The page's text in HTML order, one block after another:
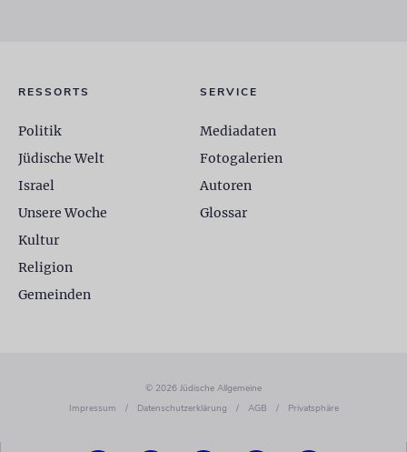
RESSORTS
Politik
Jüdische Welt
Israel
Unsere Woche
Kultur
Religion
Gemeinden
SERVICE
Mediadaten
Fotogalerien
Autoren
Glossar
© 2026 Jüdische Allgemeine
Impressum
/ Datenschutzerklärung / AGB / Privatsphäre